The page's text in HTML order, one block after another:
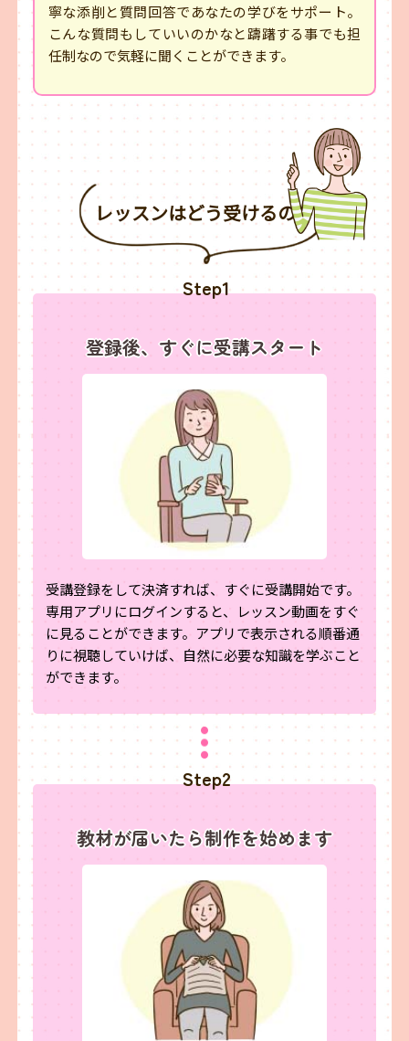
寧な添削と質問回答であなたの学びをサポート。
こんな質問もしていいのかなと躊躇する事でも担
任制なので気軽に聞くことができます。
レッスンはどう受けるの？
Step1
登録後、すぐに受講スタート
受講登録をして決済すれば、すぐに受講開始です。
専用アプリにログインすると、レッスン動画をすぐ
に見ることができます。アプリで表示される順番通
りに視聴していけば、自然に必要な知識を学ぶこと
ができます。
Step2
教材が届いたら制作を始めます